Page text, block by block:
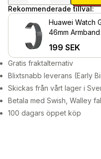
Rekommenderade tillval:
Huawei Watch
46mm
199 SEK
Gratis fraktalternativ
Blixtsnabb leverans (Early
Skickas från vårt lager i
Betala med Swish, Walley
100 dagars öppet köp